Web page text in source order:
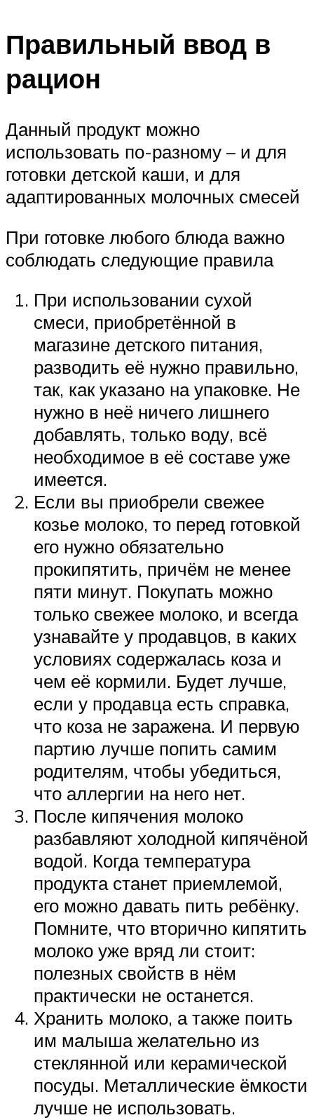
Правильный ввод в
рацион
Данный продукт можно
использовать по-разному – и для
готовки детской каши, и для
адаптированных молочных смесей
При готовке любого блюда важно
соблюдать следующие правила
При использовании сухой
смеси, приобретённой в
магазине детского питания,
разводить её нужно правильно,
так, как указано на упаковке. Не
нужно в неё ничего лишнего
добавлять, только воду, всё
необходимое в её составе уже
имеется.
Если вы приобрели свежее
козье молоко, то перед готовкой
его нужно обязательно
прокипятить, причём не менее
пяти минут. Покупать можно
только свежее молоко, и всегда
узнавайте у продавцов, в каких
условиях содержалась коза и
чем её кормили. Будет лучше,
если у продавца есть справка,
что коза не заражена. И первую
партию лучше попить самим
родителям, чтобы убедиться,
что аллергии на него нет.
После кипячения молоко
разбавляют холодной кипячёной
водой. Когда температура
продукта станет приемлемой,
его можно давать пить ребёнку.
Помните, что вторично кипятить
молоко уже вряд ли стоит:
полезных свойств в нём
практически не останется.
Хранить молоко, а также поить
им малыша желательно из
стеклянной или керамической
посуды. Металлические ёмкости
лучше не использовать.